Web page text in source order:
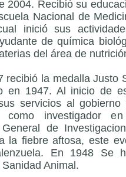
2004. Recibió su
Nacional de
inició sus
de química
del área de
recibió la medalla Justo
en 1947. Al inicio de
servicios al
como investigador
de
la fiebre aftosa, este
En 1948 Se
Animal.